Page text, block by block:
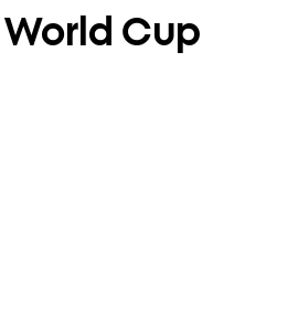
Cup